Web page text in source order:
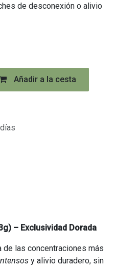
de desconexión o alivio
Añadir a la cesta
– Exclusividad Dorada
de las concentraciones más
y alivio duradero, sin